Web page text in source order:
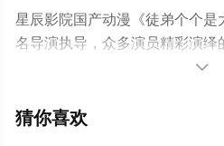
星辰影院国产动漫《徒弟个个是
名导演执导，众多演员精彩演绎
看高清未删减完整版动漫全集就

猜你喜欢